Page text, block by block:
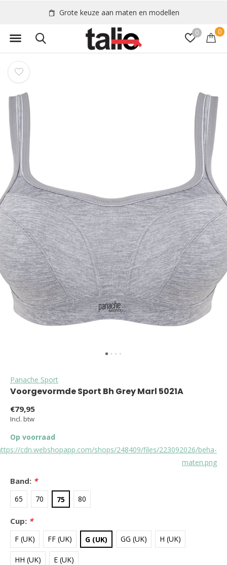
0 0
Grote keuze aan maten en modellen
Panache Sport
Voorgevormde Sport Bh Grey Marl 5021A
€79,95
Incl. btw
Op voorraad
cdn.webshopapp.com/shops/248409/files/223092026/beha-
maten.png
Band: *
65 70 75 80
Cup: *
F (UK) FF (UK) G (UK) GG (UK) H (UK)
HH (UK) E (UK)